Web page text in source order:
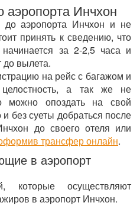
аэропорта Инчхон
до аэропорта Инчхон и не
принять к сведению, что
за 2-2,5 часа и
до вылета.
на рейс с багажом и
а так же не
можно опоздать на свой
без суеты добраться после
до своего отеля или
трансфер онлайн.
в аэропорт
которые осуществляют
в аэропорт Инчхон.